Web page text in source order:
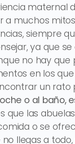
maternal
a muchos
siempre
ya que
no hay
en los
un
o al baño,
que las
o se
no llegas a